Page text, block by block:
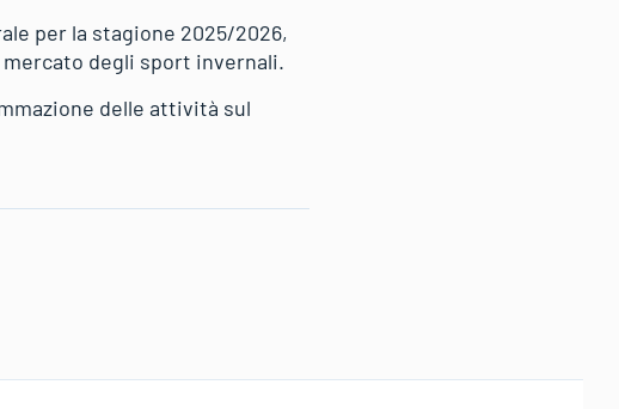
per la stagione 2025/2026,
mercato degli sport invernali.
delle attività sul